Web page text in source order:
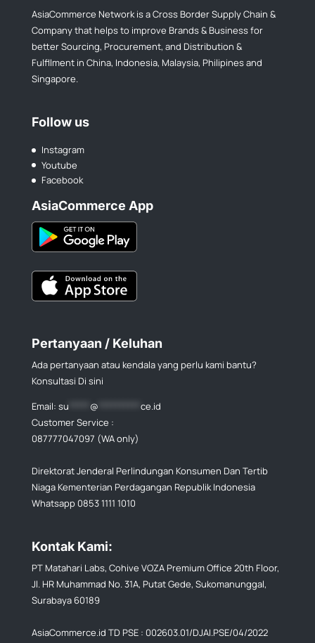
AsiaCommerce Network is a Cross Border Supply Chain &
Company that helps to improve Brands & Business for
better Sourcing, Procurement, and Distribution &
Fulfllment in China, Indonesia, Malaysia, Philipines and
Singapore.
Follow us
Instagram
Youtube
Facebook
AsiaCommerce App
Pertanyaan / Keluhan
Ada pertanyaan atau kendala yang perlu kami bantu?
Konsultasi Di sini
Email: su @
ce.id
Customer Service :
087777047097 (WA only)
Direktorat Jenderal Perlindungan Konsumen Dan Tertib
Niaga Kementerian Perdagangan Republik Indonesia
Whatsapp 0853 1111 1010
Kontak Kami:
PT Matahari Labs, Cohive VOZA Premium Office 20th Floor,
Jl. HR Muhammad No. 31A, Putat Gede, Sukomanunggal,
Surabaya 60189
AsiaCommerce.id TD PSE : 002603.01/DJAI.PSE/04/2022